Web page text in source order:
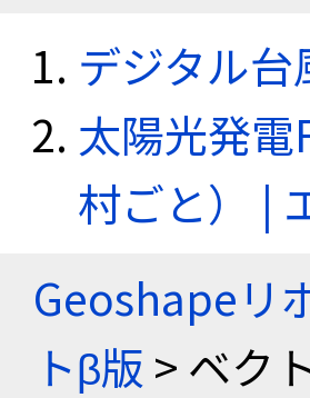
デジタル
太陽光発
村ごと） |
Geoshapeリ
トβ版 > ベク